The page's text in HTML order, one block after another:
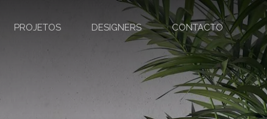
PROJETOS DESIGNERS CONTACTO